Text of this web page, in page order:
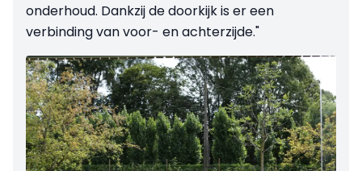
onderhoud. Dankzij de doorkijk is er een
verbinding van voor- en achterzijde."